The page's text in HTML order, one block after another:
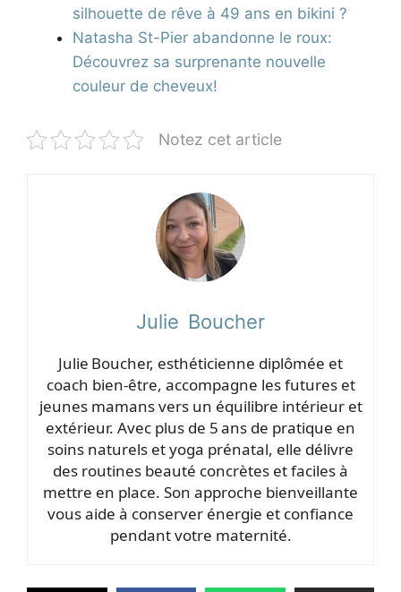
silhouette de rêve à 49 ans en bikini ?
Natasha St-Pier abandonne le roux:
Découvrez sa surprenante nouvelle
couleur de cheveux!
Notez cet article
Julie Boucher
Julie Boucher, esthéticienne diplômée et
coach bien‑être, accompagne les futures et
jeunes mamans vers un équilibre intérieur et
extérieur. Avec plus de 5 ans de pratique en
soins naturels et yoga prénatal, elle délivre
des routines beauté concrètes et faciles à
mettre en place. Son approche bienveillante
vous aide à conserver énergie et confiance
pendant votre maternité.